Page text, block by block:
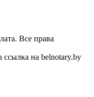
Все права
ссылка на belnotary.by